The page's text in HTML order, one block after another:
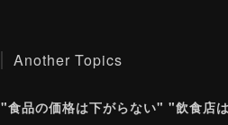
Another Topics